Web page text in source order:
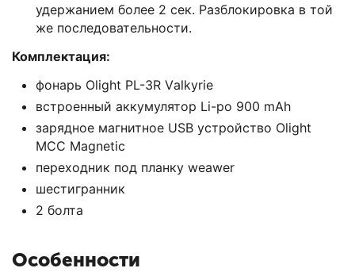
удержанием более 2 сек. Разблокировка в той
же последовательности.
Комплектация:
фонарь Оlight РL-3R Vаlkyriе
встроенный аккумулятор Li-ро 900 mАh
зарядное магнитное USВ устройство Оlight
МСС Маgnеtiс
переходник под планку wеаwеr
шестигранник
2 болта
Особенности